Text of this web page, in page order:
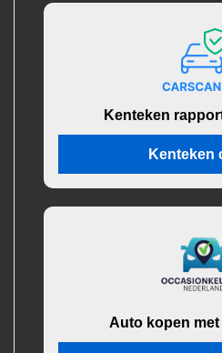
Kenteken
Kenteken
Auto kopen